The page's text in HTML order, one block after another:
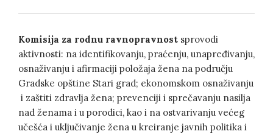
Komisija za rodnu ravnopravnost sprovodi
aktivnosti: na identifikovanju, praćenju, unapređivanju,
osnaživanju i afirmaciji položaja žena na području
Gradske opštine Stari grad; ekonomskom osnaživanju
i zaštiti zdravlja žena; prevenciji i sprečavanju nasilja
nad ženama i u porodici, kao i na ostvarivanju većeg
učešća i uključivanje žena u kreiranje javnih politika i